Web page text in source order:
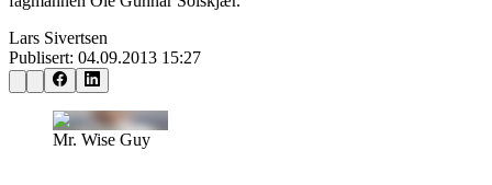
Lars Sivertsen
Publisert: 04.09.2013 15:27
Mr. Wise Guy